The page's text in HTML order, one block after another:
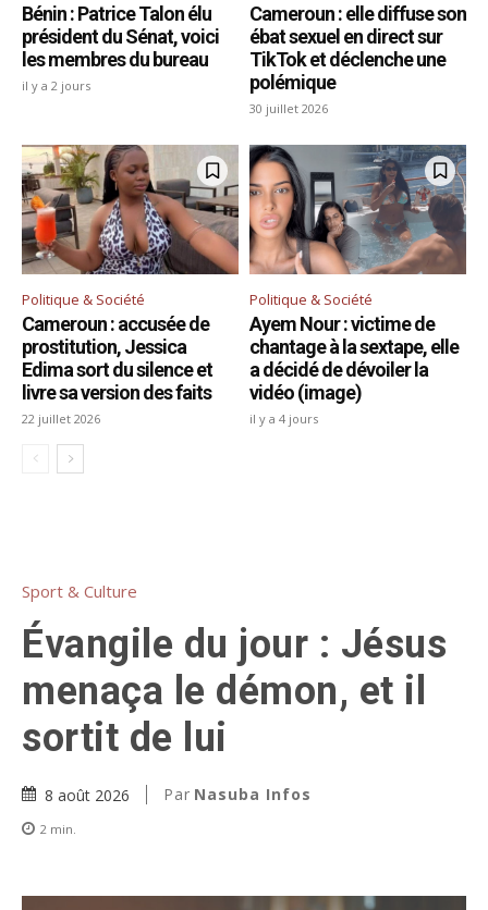
Bénin : Patrice Talon élu
président du Sénat, voici
les membres du bureau
il y a 2 jours
Cameroun : elle diffuse son
ébat sexuel en direct sur
TikTok et déclenche une
polémique
30 juillet 2026
Politique & Société
Cameroun : accusée de
prostitution, Jessica
Edima sort du silence et
livre sa version des faits
22 juillet 2026
Politique & Société
Ayem Nour : victime de
chantage à la sextape, elle
a décidé de dévoiler la
vidéo (image)
il y a 4 jours